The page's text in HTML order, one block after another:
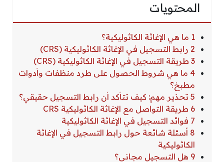
المحتويات
1 ما هي الإغاثة الكاثوليكية؟
2 رابط التسجيل في الإغاثة الكاثوليكية (CRS)
3 طريقة التسجيل في الإغاثة الكاثوليكية (CRS)
4 ما هي شروط الحصول على طرد منظفات وأدوات
مطبخ؟
5 تحذير مهم: كيف تتأكد أن رابط التسجيل حقيقي؟
6 طريقة التواصل مع الإغاثة الكاثوليكية CRS
7 فوائد التسجيل في الإغاثة الكاثوليكية
8 أسئلة شائعة حول رابط التسجيل في الإغاثة
الكاثوليكية
9 هل التسجيل مجاني؟